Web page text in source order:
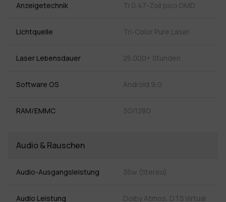
Anzeigetechnik Tl 0,47-Zoll pico DMD
Lichtquelle Tri-Color Pure Laser
Laser Lebensdauer 25.000+ Stunden
Software OS Android 9,0
RAM/EMMC 3G/128G
Audio & Rauschen
Audio-Ausgangsleistung 36w (Stereo)
Audio Leistung
Dolby Atmos, DTS Virtual